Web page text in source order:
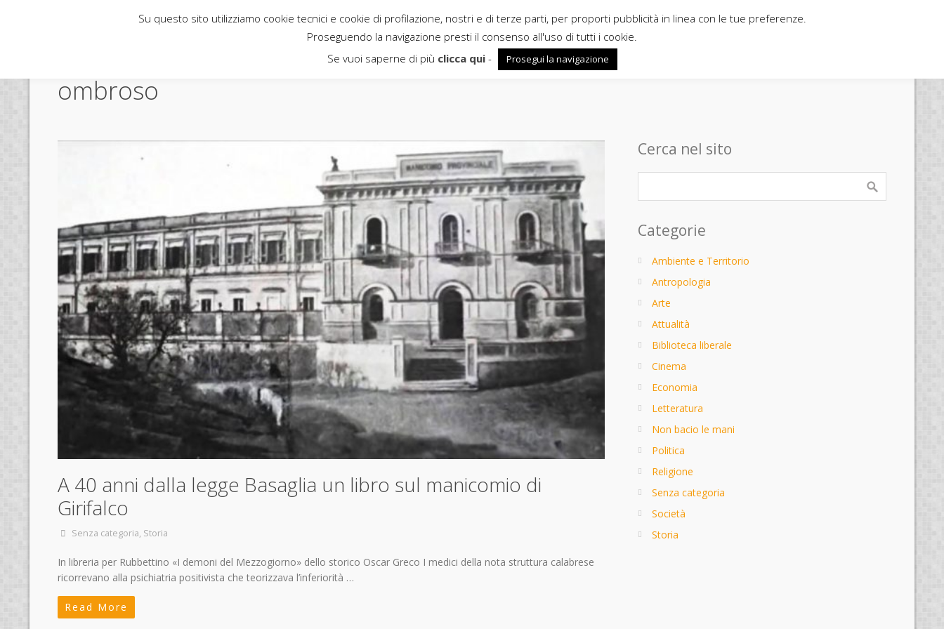
Rubbettino News
ombroso
A 40 anni dalla legge Basaglia un libro sul manicomio di
Girifalco
Senza categoria, Storia
In libreria per Rubbettino «I demoni del Mezzogiorno» dello storico Oscar Greco I medici della nota struttura calabrese
ricorrevano alla psichiatria positivista che teorizzava l’inferiorità …
Read More
Cerca nel sito
Categorie
Ambiente e Territorio
Antropologia
Arte
Attualità
Biblioteca liberale
Cinema
Economia
Letteratura
Non bacio le mani
Politica
Religione
Senza categoria
Società
Storia
Su questo sito utilizziamo cookie tecnici e cookie di profilazione, nostri e di terze parti, per proporti pubblicità in linea con le tue preferenze.
Proseguendo la navigazione presti il consenso all'uso di tutti i cookie.
Se vuoi saperne di più clicca qui- Prosegui la navigazione